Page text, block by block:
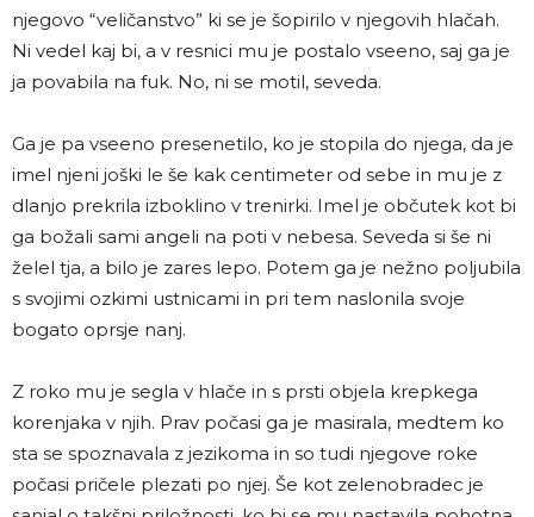
njegovo “veličanstvo” ki se je šopirilo v njegovih hlačah.
Ni vedel kaj bi, a v resnici mu je postalo vseeno, saj ga je
ja povabila na fuk. No, ni se motil, seveda.
Ga je pa vseeno presenetilo, ko je stopila do njega, da je
imel njeni joški le še kak centimeter od sebe in mu je z
dlanjo prekrila izboklino v trenirki. Imel je občutek kot bi
ga božali sami angeli na poti v nebesa. Seveda si še ni
želel tja, a bilo je zares lepo. Potem ga je nežno poljubila
s svojimi ozkimi ustnicami in pri tem naslonila svoje
bogato oprsje nanj.
Z roko mu je segla v hlače in s prsti objela krepkega
korenjaka v njih. Prav počasi ga je masirala, medtem ko
sta se spoznavala z jezikoma in so tudi njegove roke
počasi pričele plezati po njej. Še kot zelenobradec je